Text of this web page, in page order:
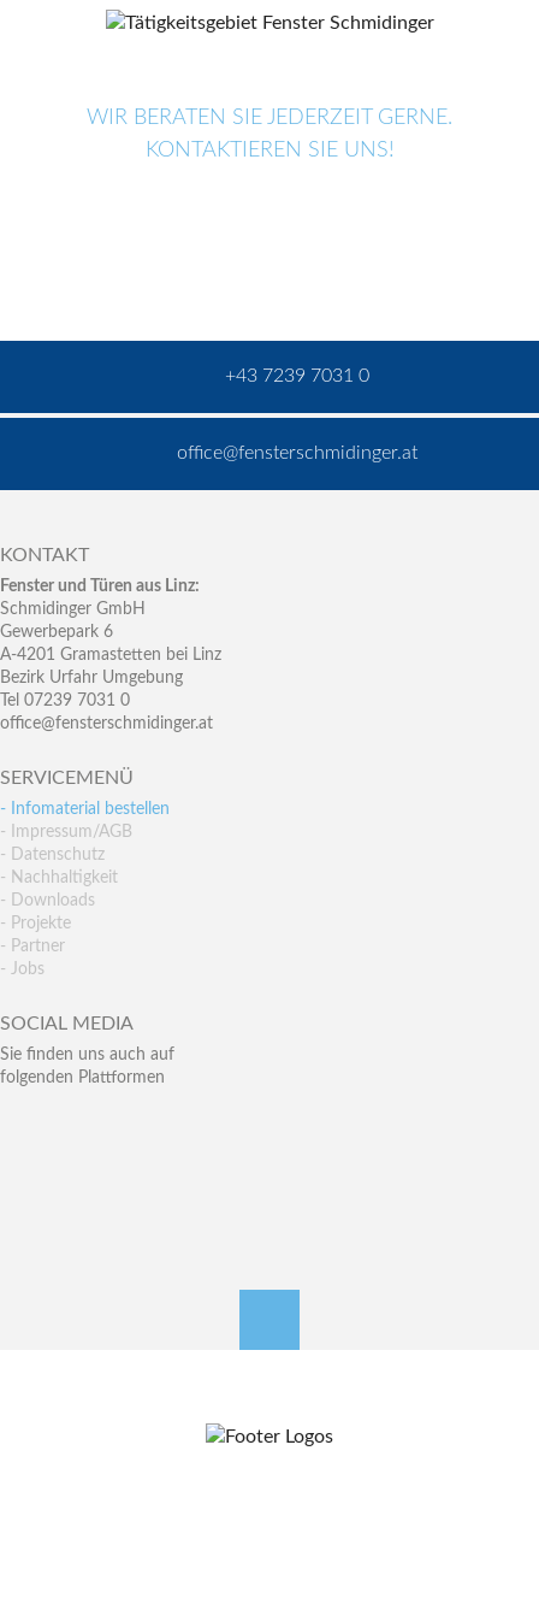
WIR BERATEN SIE JEDERZEIT GERNE.
KONTAKTIEREN SIE UNS!
+43 7239 7031 0
office@fensterschmidinger.at
KONTAKT
Fenster und Türen aus Linz:
Schmidinger GmbH
Gewerbepark 6
A-4201 Gramastetten bei Linz
Bezirk Urfahr Umgebung
Tel 07239 7031 0
office@fensterschmidinger.at
SERVICEMENÜ
- Infomaterial bestellen
- Impressum/AGB
- Datenschutz
- Nachhaltigkeit
- Downloads
- Projekte
- Partner
- Jobs
SOCIAL MEDIA
Sie finden uns auch auf
folgenden Plattformen